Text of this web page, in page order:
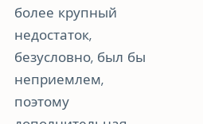
более крупный
недостаток,
безусловно, был бы
неприемлем,
поэтому